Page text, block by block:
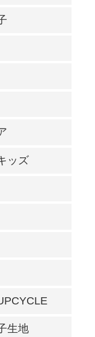
ナイロン
・スウェット
ュック
グ
ッズ
ア
ン
ッズ
meguri」
生地